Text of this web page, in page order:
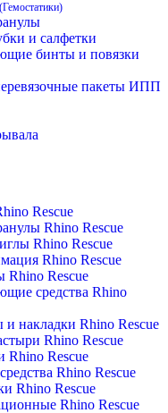
и салфетки
бинты и повязки
пакеты ИПП
Rescue
Rhino Rescue
Rhino Rescue
Rhino Rescue
Rhino Rescue
средства Rhino
накладки Rhino Rescue
Rhino Rescue
Rhino Rescue
Rhino Rescue
Rhino Rescue
Rhino Rescue